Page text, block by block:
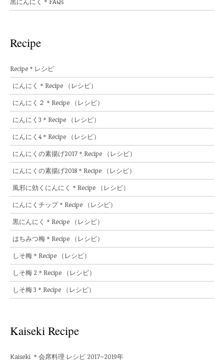
Recipe
Recipe＊レシピ
にんにく＊Recipe （レシピ）
にんにく２＊Recipe （レシピ）
にんにく3＊Recipe （レシピ）
にんにく4＊Recipe （レシピ）
にんにくの素揚げ2017＊Recipe （レシピ）
にんにくの素揚げ2018＊Recipe （レシピ）
風邪に効くにんにく＊Recipe （レシピ）
にんにくチップ＊Recipe （レシピ）
黒にんにく＊Recipe （レシピ）
はちみつ梅＊Recipe （レシピ）
しそ梅＊Recipe （レシピ）
しそ梅 2＊Recipe （レシピ）
しそ梅 3＊Recipe （レシピ）
Kaiseki Recipe
Kaiseki ＊会席料理 レシピ 2017~2019年